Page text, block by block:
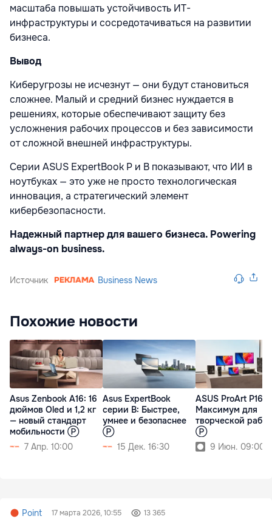
масштаба повышать устойчивость ИТ-
инфраструктуры и сосредотачиваться на развитии
бизнеса.
Вывод
Киберугрозы не исчезнут — они будут становиться
сложнее. Малый и средний бизнес нуждается в
решениях, которые обеспечивают защиту без
усложнения рабочих процессов и без зависимости
от сложной внешней инфраструктуры.
Серии ASUS ExpertBook P и B показывают, что ИИ в
ноутбуках — это уже не просто технологическая
инновация, а стратегический элемент
кибербезопасности.
Надежный партнер для вашего бизнеса. Powering
always-on business.
Источник Business News
Похожие новости
Asus Zenbook A16: 16
дюймов Oled и 1,2 кг
— новый стандарт
мобильности Ⓟ
7 Апр. 10:00
Asus ExpertBook
серии B: Быстрее,
умнее и безопаснее
Ⓟ
15 Дек. 16:30
ASUS ProArt P16:
Максимум для
творческой
Ⓟ
9 Июн. 09:00
Point 17 марта 2026, 10:55 13 365